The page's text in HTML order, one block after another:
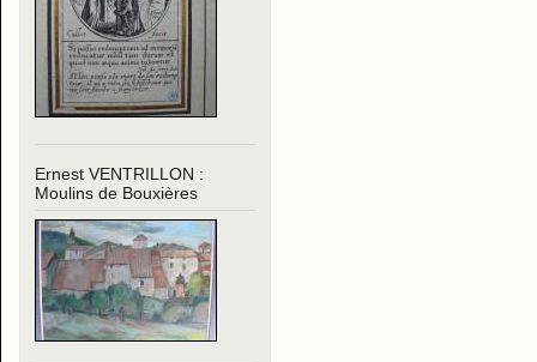
Ernest VENTRILLON :
Moulins de Bouxières